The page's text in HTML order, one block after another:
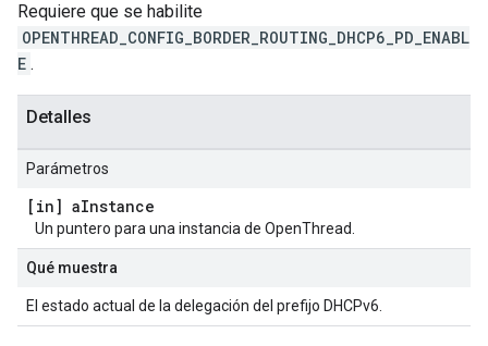
Requiere que se habilite
OPENTHREAD_CONFIG_BORDER_ROUTING_DHCP6_PD_ENABL
E .
Detalles
Parámetros
[in] aInstance
Un puntero para una instancia de OpenThread.
Qué muestra
El estado actual de la delegación del prefijo DHCPv6.